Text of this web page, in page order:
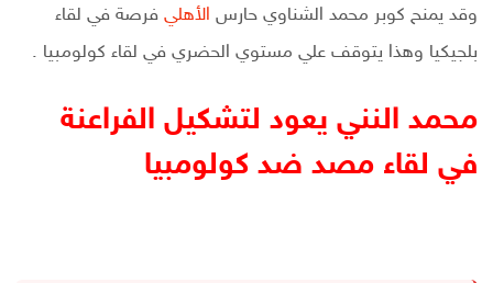
وقد يمنح كوبر محمد الشناوي حارس الأهلي فرصة في لقاء
بلجيكيا وهذا يتوقف علي مستوي الحضري في لقاء كولومبيا .
محمد النني يعود لتشكيل الفراعنة
في لقاء مصد ضد كولومبيا